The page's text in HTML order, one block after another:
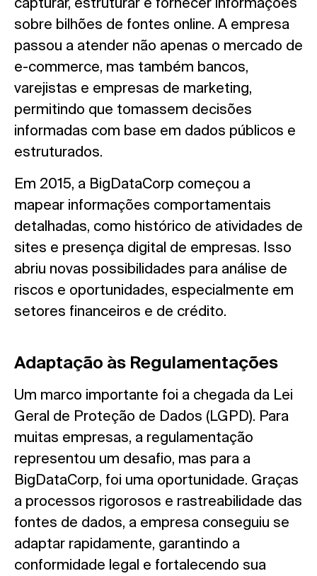
sobre bilhões de fontes online. A empresa
passou a atender não apenas o mercado de
e-commerce, mas também bancos,
varejistas e empresas de marketing,
permitindo que tomassem decisões
informadas com base em dados públicos e
estruturados.
Em 2015, a BigDataCorp começou a
mapear informações comportamentais
detalhadas, como histórico de atividades de
sites e presença digital de empresas. Isso
abriu novas possibilidades para análise de
riscos e oportunidades, especialmente em
setores financeiros e de crédito.
Adaptação às Regulamentações
Um marco importante foi a chegada da Lei
Geral de Proteção de Dados (LGPD). Para
muitas empresas, a regulamentação
representou um desafio, mas para a
BigDataCorp, foi uma oportunidade. Graças
a processos rigorosos e rastreabilidade das
fontes de dados, a empresa conseguiu se
adaptar rapidamente, garantindo a
conformidade legal e fortalecendo sua